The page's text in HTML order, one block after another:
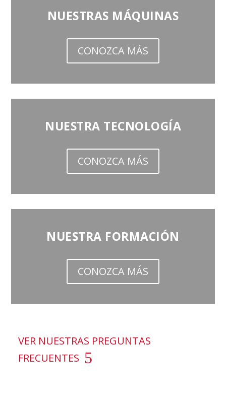
NUESTRAS MÁQUINAS
CONOZCA MÁS
NUESTRA TECNOLOGÍA
CONOZCA MÁS
NUESTRA FORMACIÓN
CONOZCA MÁS
VER NUESTRAS PREGUNTAS
FRECUENTES